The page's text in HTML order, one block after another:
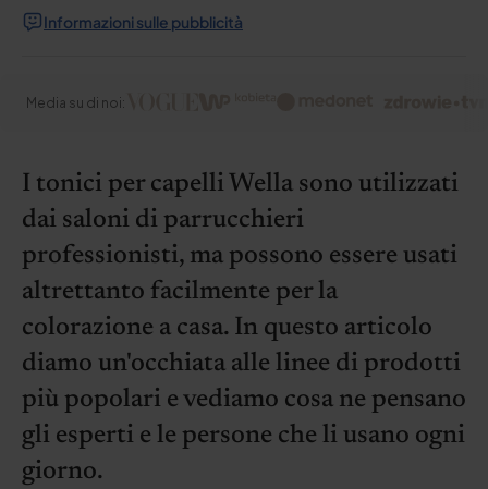
Informazioni sulle pubblicità
Media su di noi:
I tonici per capelli Wella sono utilizzati
dai saloni di parrucchieri
professionisti, ma possono essere usati
altrettanto facilmente per la
colorazione a casa. In questo articolo
diamo un'occhiata alle linee di prodotti
più popolari e vediamo cosa ne pensano
gli esperti e le persone che li usano ogni
giorno.